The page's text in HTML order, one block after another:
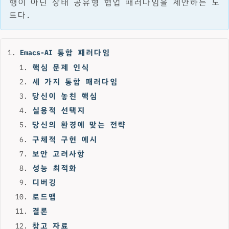
행이 아닌 상태 공유형 협업 패러다임을 제안하는 노
트다.
Emacs-AI 통합 패러다임
핵심 문제 인식
세 가지 통합 패러다임
당신이 놓친 핵심
실용적 선택지
당신의 환경에 맞는 전략
구체적 구현 예시
보안 고려사항
성능 최적화
디버깅
로드맵
결론
참고 자료